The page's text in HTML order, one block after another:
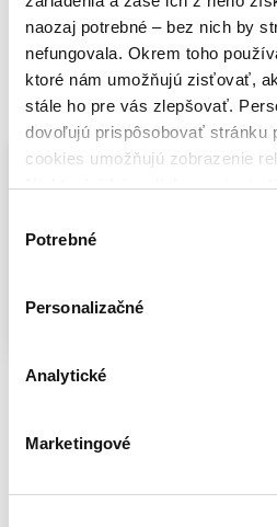
naozaj potrebné – bez nich by
nefungovala. Okrem toho
ktoré nám umožňujú zisťovať,
stále ho pre vás zlepšovať.
dovoľujú prispôsobovať stránku
cookies umožňujú zobrazenie
Niektoré údaje zdieľame aj s
cookies.
súhlasu
Potrebné
Personalizačné
Analytické
Marketingové
Vybrané
Rok prasaťa